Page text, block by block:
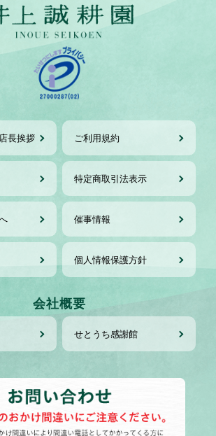
長挨拶 ご利用規約
特定商取引法表示
催事情報
個人情報保護方針
会社概要
せとうち感謝館